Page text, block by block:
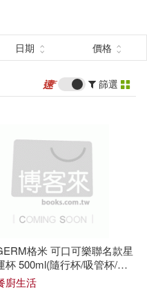
日期 價格
篩選
格米 可口可樂聯名款星
杯 500ml(隨行杯/吸管杯/耐
耐熱) 冰川海鹽
廚生活